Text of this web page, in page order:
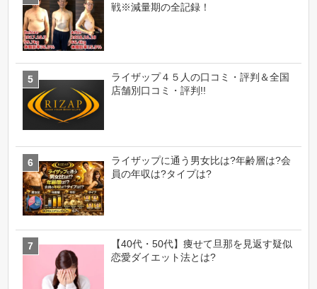
戦※減量期の全記録！
ライザップ４５人の口コミ・評判＆全国
店舗別口コミ・評判!!
ライザップに通う男女比は?年齢層は?会
員の年収は?タイプは?
【40代・50代】痩せて旦那を見返す疑似
恋愛ダイエット法とは?